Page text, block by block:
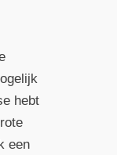
hebt
een